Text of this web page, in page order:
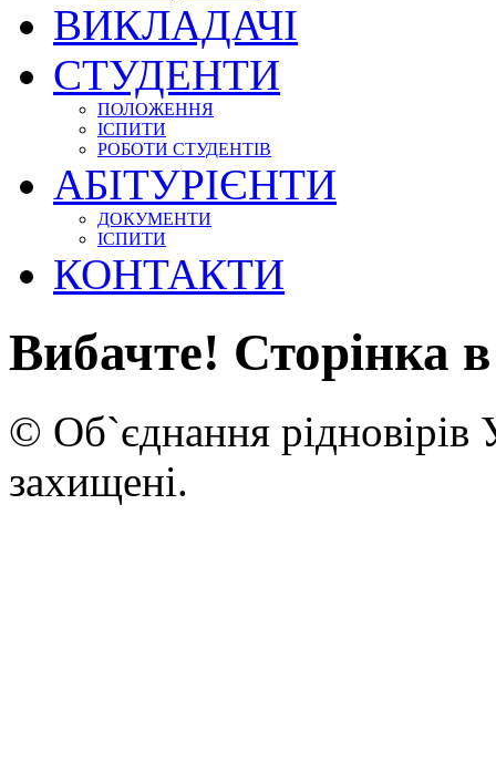
ВИКЛАДАЧІ
СТУДЕНТИ
ПОЛОЖЕННЯ
ІСПИТИ
РОБОТИ СТУДЕНТІВ
АБІТУРІЄНТИ
ДОКУМЕНТИ
ІСПИТИ
КОНТАКТИ
Вибачте! Сторінка в
© Об`єднання рідновірів
захищені.